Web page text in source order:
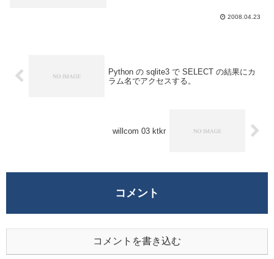
2008.04.23
Python の sqlite3 で SELECT の結果にカ
ラム名でアクセスする。
willcom 03 ktkr
コメント
コメントを書き込む